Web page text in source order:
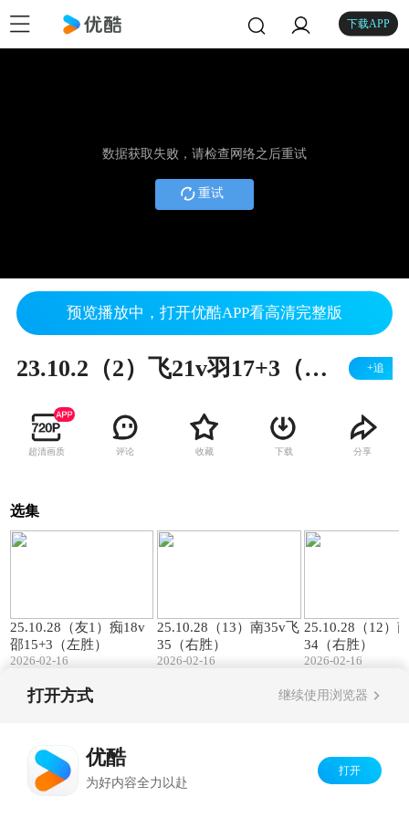
下载APP
数据获取失败，请检查网络之后重试
重试
预览播放中，打开优酷APP看高清完整版
23.10.2（2）飞21v羽17+3（左胜） +追
超清画质 评论 收藏 下载 分享
选集
25.10.28（友1）痴18v
邵15+3（左胜）
2026-02-16
25.10.28（13）南35v飞
35（右胜）
2026-02-16
25.10.28（12）
34（右胜）
2026-02-16
打开方式 继续使用浏览器
优酷
为好内容全力以赴
打开